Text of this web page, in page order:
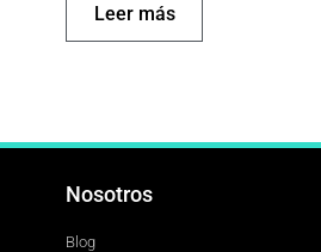
Leer más
Nosotros
Blog